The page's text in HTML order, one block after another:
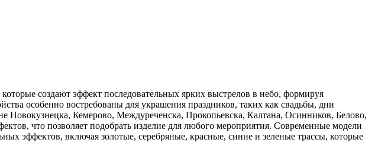
создают эффект последовательных ярких выстрелов в небо, формируя
особенно востребованы для украшения праздников, таких как свадьбы, дни
Новокузнецка, Кемерово, Междуреченска, Прокопьевска, Калтана, Осинников, Белово,
что позволяет подобрать изделие для любого мероприятия. Современные модели
эффектов, включая золотые, серебряные, красные, синие и зеленые трассы, которые